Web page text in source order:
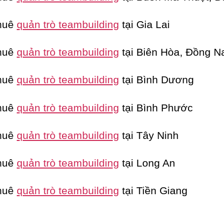
quản trò teambuilding tại Gia Lai
quản trò teambuilding tại Biên Hòa, Đồng
quản trò teambuilding tại Bình Dương
quản trò teambuilding tại Bình Phước
quản trò teambuilding tại Tây Ninh
quản trò teambuilding tại Long An
quản trò teambuilding tại Tiền Giang